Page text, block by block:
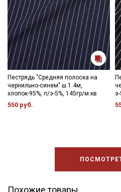
Пестрядь "Средняя полоска на
чернильно-синем" ш.1.4м,
хлопок-95%, п/э-5%, 145гр/м.кв
550 руб.
Похожие товары
Электронная почта
Политикой